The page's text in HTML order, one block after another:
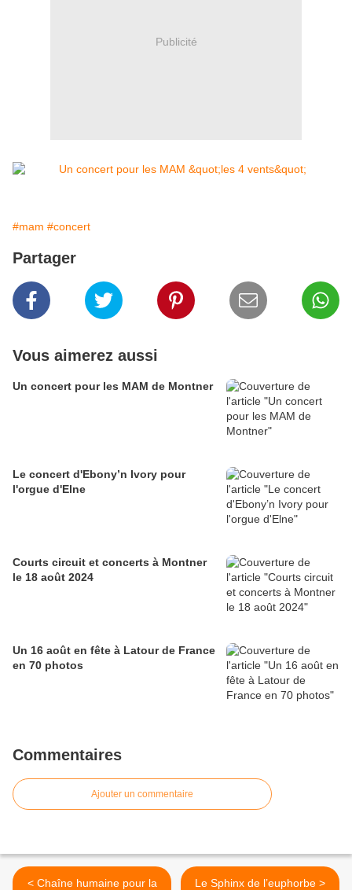
Publicité
#mam #concert
Partager
Vous aimerez aussi
Un concert pour les MAM de Montner
Le concert d'Ebony’n Ivory pour
l'orgue d'Elne
Courts circuit et concerts à Montner
le 18 août 2024
Un 16 août en fête à Latour de France
en 70 photos
Commentaires
Ajouter un commentaire
< Chaîne humaine pour la Le Sphinx de l’euphorbe >